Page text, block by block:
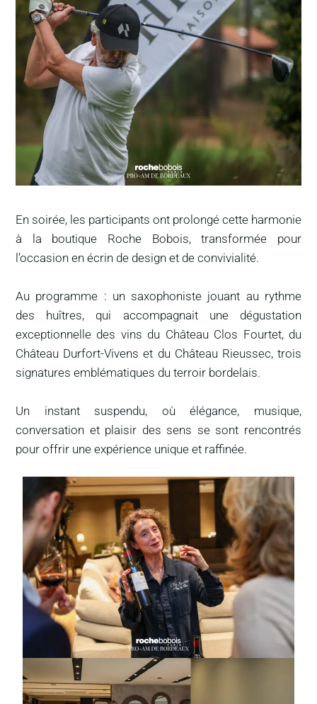
En soirée, les participants ont prolongé cette harmonie
à la boutique Roche Bobois, transformée pour
l’occasion en écrin de design et de convivialité.
Au programme : un saxophoniste jouant au rythme
des huîtres, qui accompagnait une dégustation
exceptionnelle des vins du Château Clos Fourtet, du
Château Durfort-Vivens et du Château Rieussec, trois
signatures emblématiques du terroir bordelais.
Un instant suspendu, où élégance, musique,
conversation et plaisir des sens se sont rencontrés
pour offrir une expérience unique et raffinée.